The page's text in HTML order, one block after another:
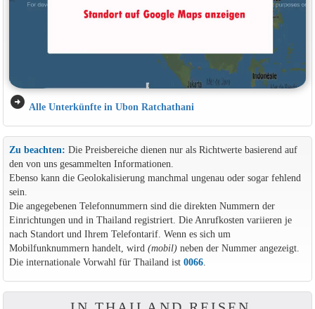
arrow_circle_right Alle Unterkünfte in Ubon Ratchathani
Zu beachten: Die Preisbereiche dienen nur als Richtwerte basierend auf
den von uns gesammelten Informationen.
Ebenso kann die Geolokalisierung manchmal ungenau oder sogar fehlend
sein.
Die angegebenen Telefonnummern sind die direkten Nummern der
Einrichtungen und in Thailand registriert. Die Anrufkosten variieren je
nach Standort und Ihrem Telefontarif. Wenn es sich um
Mobilfunknummern handelt, wird (mobil)neben der Nummer angezeigt.
Die internationale Vorwahl für Thailand ist 0066.